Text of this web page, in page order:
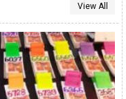
View All